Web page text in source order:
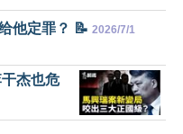
他定罪？ 📝 2026/7/1
杰也危